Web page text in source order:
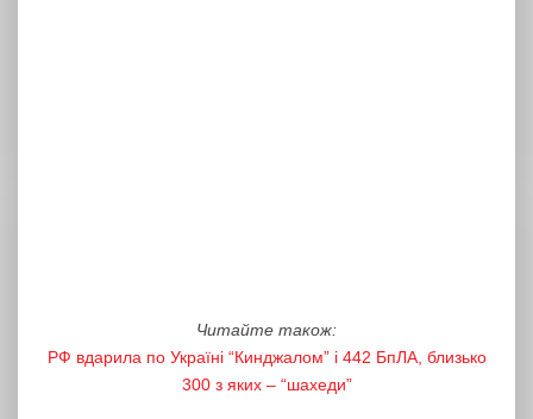
Читайте також:
РФ вдарила по Україні “Кинджалом” і 442 БпЛА, близько
300 з яких – “шахеди”